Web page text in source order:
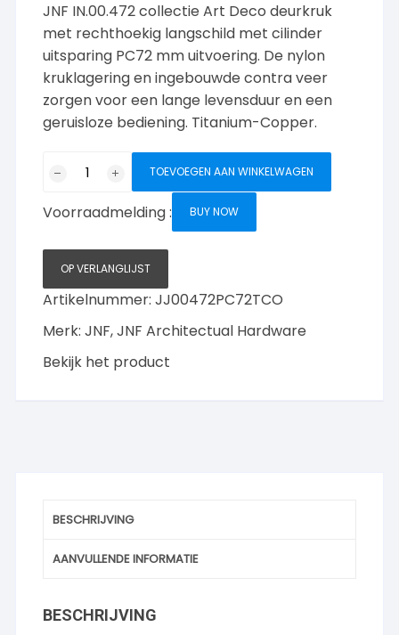
JNF IN.00.472 collectie Art Deco deurkruk
met rechthoekig langschild met cilinder
uitsparing PC72 mm uitvoering. De nylon
kruklagering en ingebouwde contra veer
zorgen voor een lange levensduur en een
geruisloze bediening. Titanium-Copper.
collectie
Art
deurkruk
met
rechthoekig
langschild
cilinder
PC72
mm,
TOEVOEGEN AAN WINKELWAGEN
Voorraadmelding : BUY NOW
OP VERLANGLIJST
Artikelnummer:JJ00472PC72TCO
Merk:JNF,JNF Architectual Hardware
Bekijk het product
BESCHRIJVING
AANVULLENDE INFORMATIE
BESCHRIJVING